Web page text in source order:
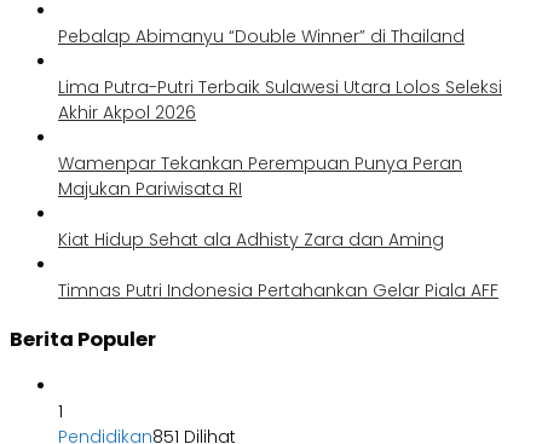
Pebalap Abimanyu “Double Winner” di Thailand
Lima Putra-Putri Terbaik Sulawesi Utara Lolos Seleksi
Akhir Akpol 2026
Wamenpar Tekankan Perempuan Punya Peran
Majukan Pariwisata RI
Kiat Hidup Sehat ala Adhisty Zara dan Aming
Timnas Putri Indonesia Pertahankan Gelar Piala AFF
Berita Populer
1
Pendidikan851 Dilihat